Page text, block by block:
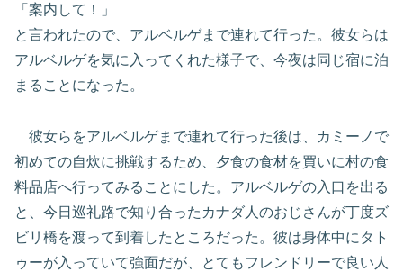
「案内して！」
と言われたので、アルベルゲまで連れて行った。彼女らは
アルベルゲを気に入ってくれた様子で、今夜は同じ宿に泊
まることになった。
彼女らをアルベルゲまで連れて行った後は、カミーノで
初めての自炊に挑戦するため、夕食の食材を買いに村の食
料品店へ行ってみることにした。アルベルゲの入口を出る
と、今日巡礼路で知り合ったカナダ人のおじさんが丁度ズ
ビリ橋を渡って到着したところだった。彼は身体中にタト
ゥーが入っていて強面だが、とてもフレンドリーで良い人